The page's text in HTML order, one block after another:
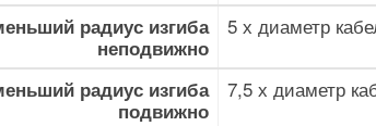
радиус изгиба
неподвижно
5 х диаметр
радиус изгиба
подвижно
7,5 х диаметр